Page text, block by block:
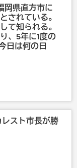
岡県直方市に
されている。
て知られる。
、5年に1度の
日は何の日
レスト市長が勝